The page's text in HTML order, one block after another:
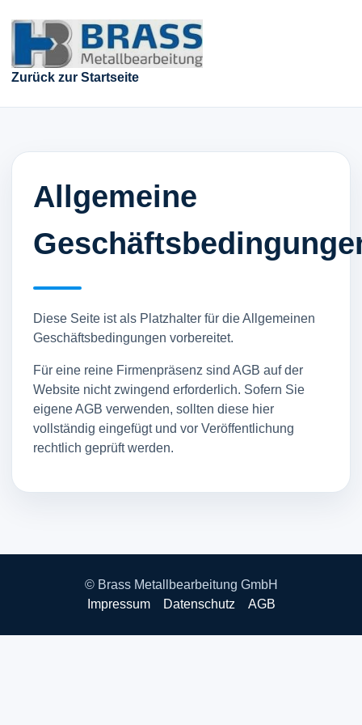
Zurück zur Startseite
Allgemeine
Diese Seite ist als Platzhalter für die Allgemeinen
Geschäftsbedingungen vorbereitet.
Für eine reine Firmenpräsenz sind AGB auf der
Website nicht zwingend erforderlich. Sofern Sie
eigene AGB verwenden, sollten diese hier
vollständig eingefügt und vor Veröffentlichung
rechtlich geprüft werden.
© Brass Metallbearbeitung GmbH
Impressum
Datenschutz AGB